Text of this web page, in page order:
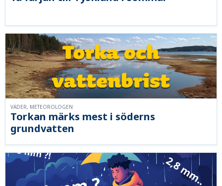
Torkan märks mest i söderns
grundvatten
VÄDER, METEOROLOGEN